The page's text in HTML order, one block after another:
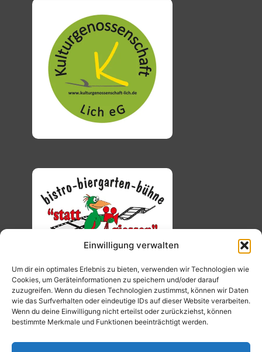
Einwilligung verwalten
Um dir ein optimales Erlebnis zu bieten, verwenden wir Technologien wie
Cookies, um Geräteinformationen zu speichern und/oder darauf
zuzugreifen. Wenn du diesen Technologien zustimmst, können wir Daten
wie das Surfverhalten oder eindeutige IDs auf dieser Website verarbeiten.
Wenn du deine Einwilligung nicht erteilst oder zurückziehst, können
bestimmte Merkmale und Funktionen beeinträchtigt werden.